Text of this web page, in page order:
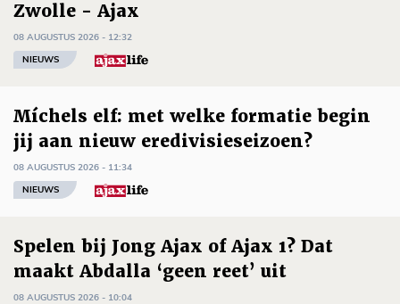
Zwolle - Ajax
08 AUGUSTUS 2026 - 12:32
NIEUWS
Míchels elf: met welke formatie begin
jij aan nieuw eredivisieseizoen?
08 AUGUSTUS 2026 - 11:34
NIEUWS
Spelen bij Jong Ajax of Ajax 1? Dat
maakt Abdalla ‘geen reet’ uit
08 AUGUSTUS 2026 - 10:04